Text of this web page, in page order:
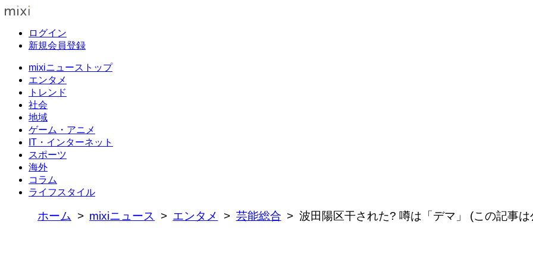
ログイン
新規会員登録
mixiニューストップ
エンタメ
トレンド
社会
地域
ゲーム・アニメ
IT・インターネット
スポーツ
海外
コラム
ライフスタイル
ホーム mixiニュース エンタメ 芸能総合 波田陽区干された? 噂は「デマ」 (この記事